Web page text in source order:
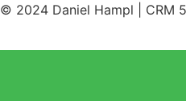
© 2024 Daniel Hampl | CRM